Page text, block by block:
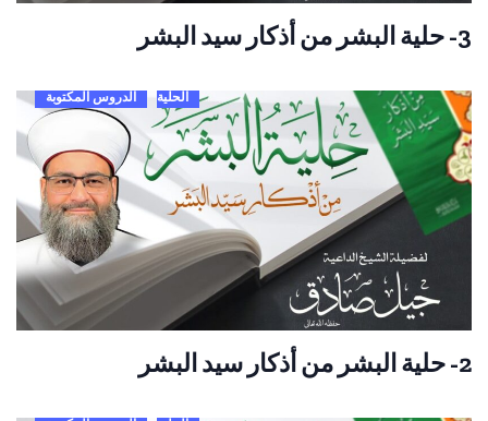
3- حلية البشر من أذكار سيد البشر
الحلية الدروس المكتوبة
2- حلية البشر من أذكار سيد البشر